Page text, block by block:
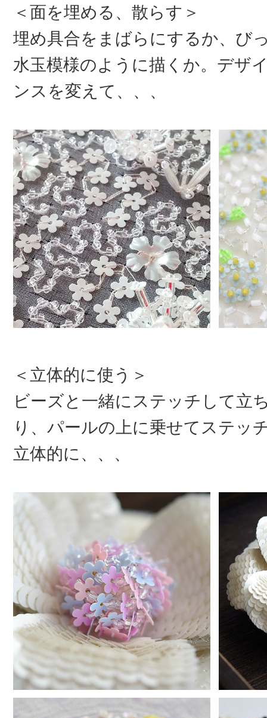
＜面を埋める、散らす＞
埋め具合をまばらにするか、び
水玉模様のように描くか。デザ
ンスを変えて、、、
＜立体的に使う＞
ビーズと一緒にステッチして立
り、パールの上に乗せてステッ
立体的に、、、